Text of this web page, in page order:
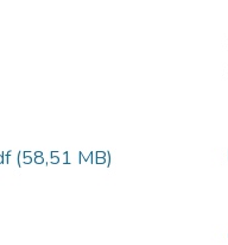
(58,51 MB)